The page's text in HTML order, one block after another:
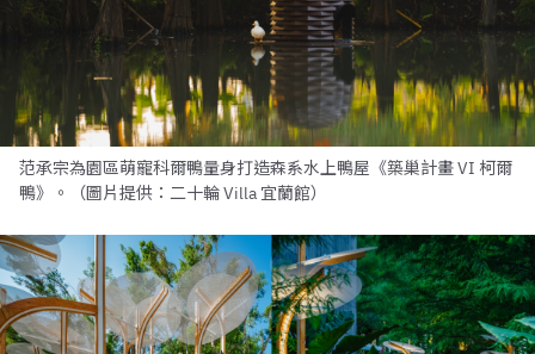
范承宗為園區萌寵科爾鴨量身打造森系水上鴨屋《築巢計畫 VI 柯爾
鴨》。（圖片提供：二十輪 Villa 宜蘭館）